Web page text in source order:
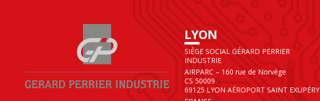
LYON
SIÈGE SOCIAL GÉRARD PERRIER
INDUSTRIE
AIRPARC – 160 rue de Norvège
CS 50009
69125 LYON AÉROPORT SAINT EXUPÉRY